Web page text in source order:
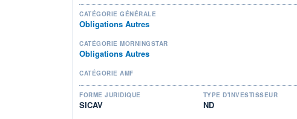
CATÉGORIE GÉNÉRALE
Obligations Autres
CATÉGORIE MORNINGSTAR
Obligations Autres
CATÉGORIE AMF
FORME JURIDIQUE
SICAV
TYPE D'INVESTISSEUR
ND